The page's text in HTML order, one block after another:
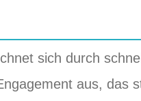
sich durch
aus, das